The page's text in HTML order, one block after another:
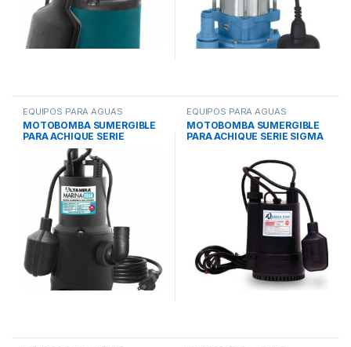
EQUIPOS PARA AGUAS
RESIDUALES,MOTOBOMBAS
SUMERGIBLES PARA ACHIQUE,
SISTEMAS DE BOMBEO
MOTOBOMBA SUMERGIBLE
PARA ACHIQUE SERIE
EQUIPOS PARA AGUAS
RESIDUALES,MOTOBOMBAS
SUMERGIBLES PARA ACHIQUE,
SISTEMAS DE BOMBEO
MOTOBOMBA SUMERGIBLE
PARA ACHIQUE SERIE SIGMA